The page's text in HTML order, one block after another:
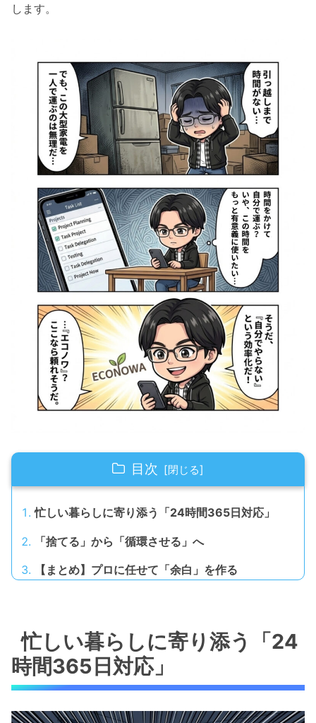
します。
目次
忙しい暮らしに寄り添う「24時間365日対応」
「捨てる」から「循環させる」へ
【まとめ】プロに任せて「余白」を作る
忙しい暮らしに寄り添う「24
時間365日対応」